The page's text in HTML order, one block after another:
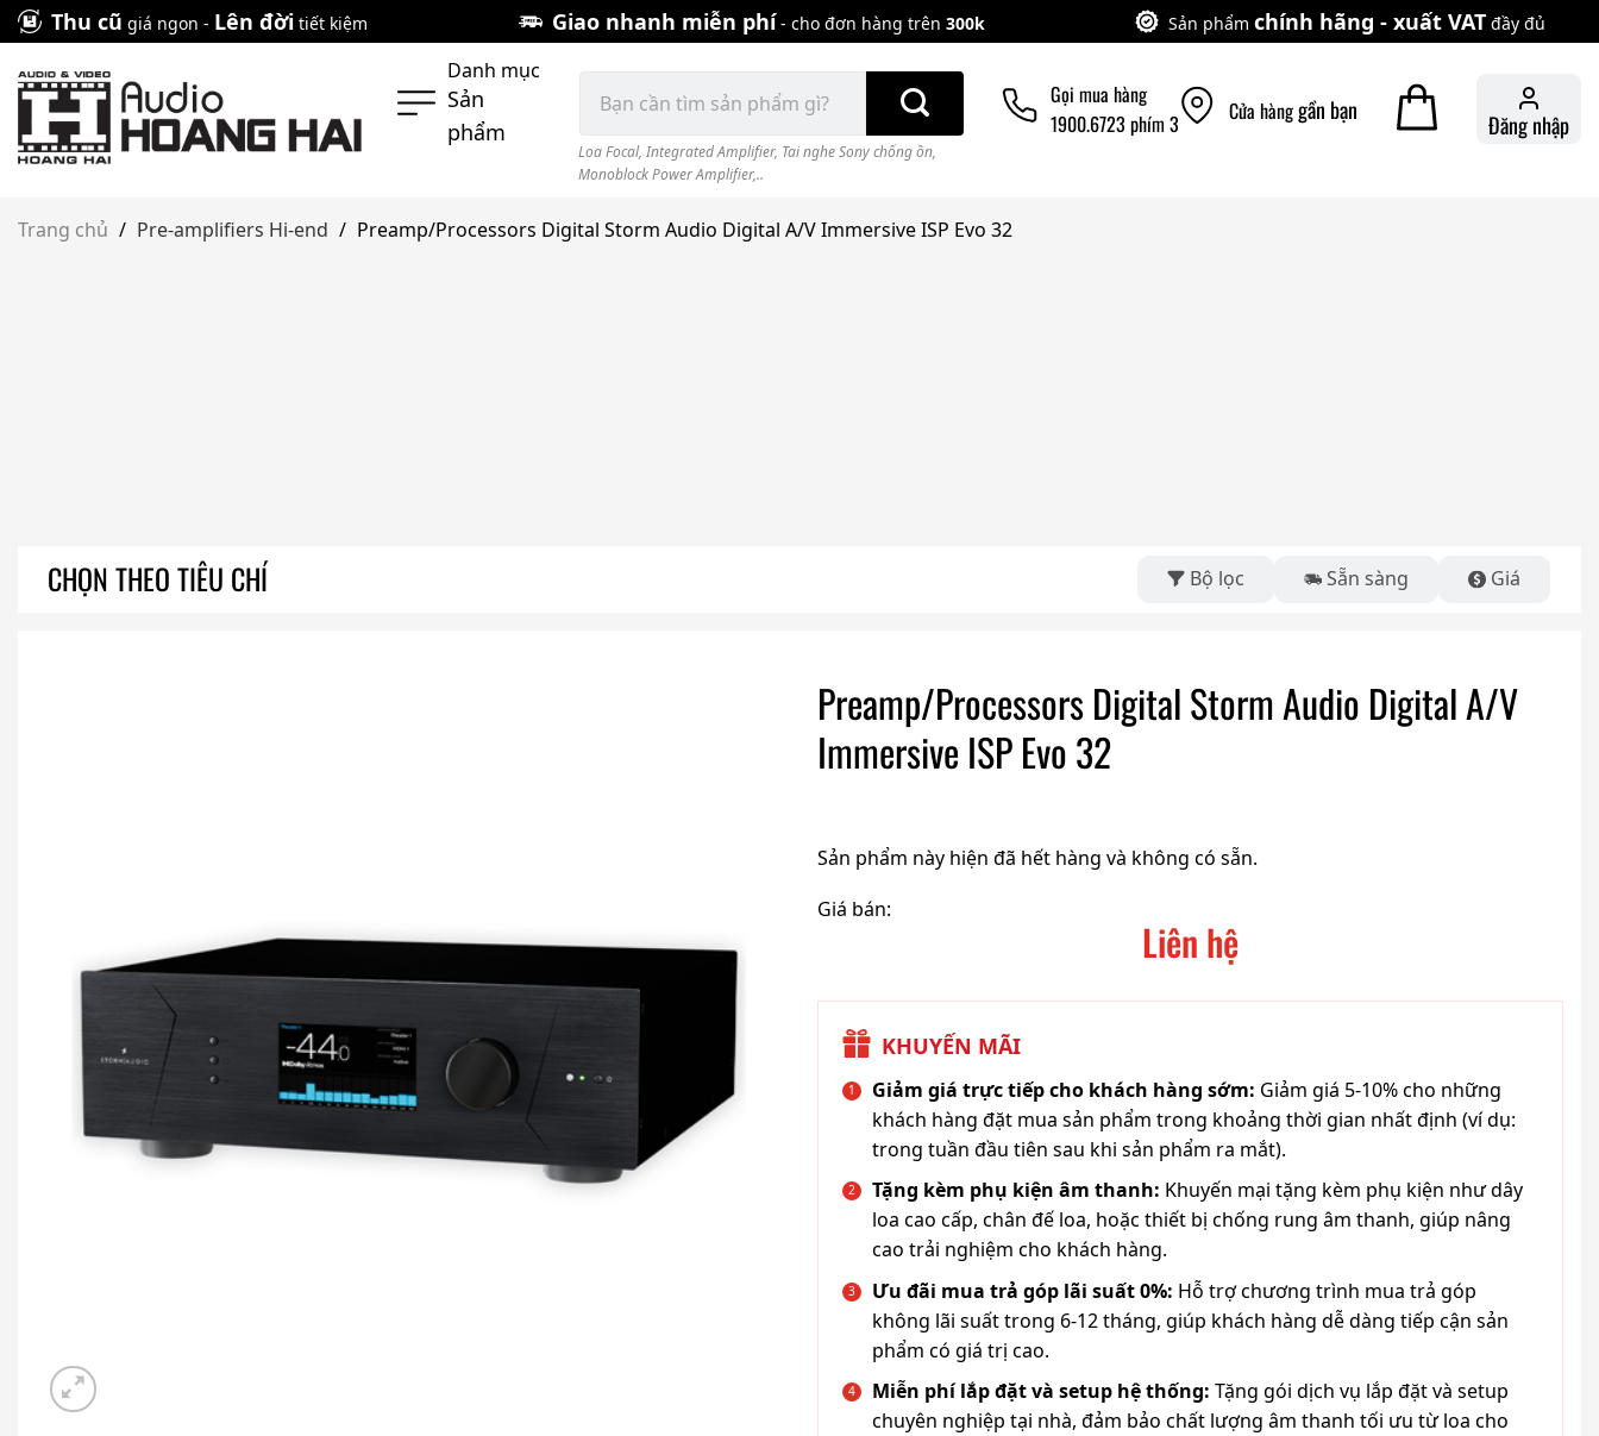
Skip
to
content
Thu cũ giá ngon - Lên đời tiết kiệm Giao nhanh miễn phí- cho đơn hàng trên 300k Sản phẩm chính hãng - xuất VAT đầy đủ
Danh mục
Sản
phẩm
kiếm:
Loa Focal, Integrated Amplifier, Tai nghe Sony chống ồn,
Monoblock Power Amplifier,..
Gọi mua hàng
1900.6723 phím 3
Cửa hànggần bạn Đăng nhập
Trang chủ / Pre-amplifiers Hi-end / Preamp/Processors Digital Storm Audio Digital A/V Immersive ISP Evo 32
CHỌN THEO TIÊU CHÍ Bộ lọc Sẵn sàng Giá
Preamp/Processors Digital Storm Audio Digital A/V
Immersive ISP Evo 32
Sản phẩm này hiện đã hết hàng và không có sẵn.
Giá bán:
Liên hệ
KHUYẾN MÃI
Giảm giá trực tiếp cho khách hàng sớm: Giảm giá 5-10% cho những
khách hàng đặt mua sản phẩm trong khoảng thời gian nhất định (ví dụ:
trong tuần đầu tiên sau khi sản phẩm ra mắt).
Tặng kèm phụ kiện âm thanh: Khuyến mại tặng kèm phụ kiện như dây
loa cao cấp, chân đế loa, hoặc thiết bị chống rung âm thanh, giúp nâng
cao trải nghiệm cho khách hàng.
Ưu đãi mua trả góp lãi suất 0%: Hỗ trợ chương trình mua trả góp
không lãi suất trong 6-12 tháng, giúp khách hàng dễ dàng tiếp cận sản
phẩm có giá trị cao.
Miễn phí lắp đặt và setup hệ thống: Tặng gói dịch vụ lắp đặt và setup
chuyên nghiệp tại nhà, đảm bảo chất lượng âm thanh tối ưu từ loa cho